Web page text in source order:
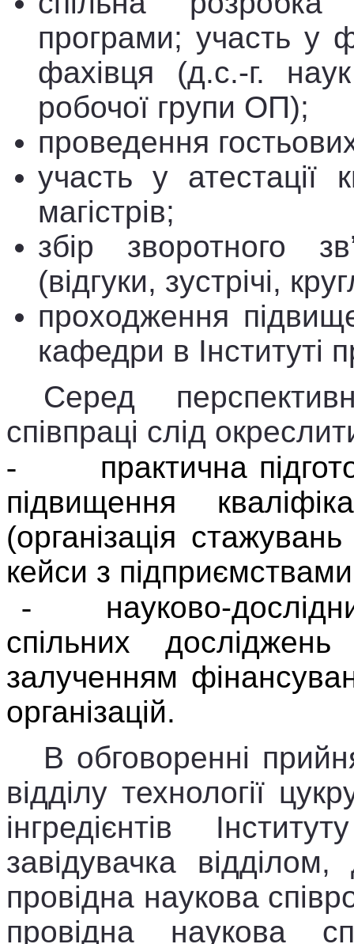
програми; участь у
фахівця (д.с.-г.
робочої групи ОП);
проведення
участь у
магістрів;
збір зворотного
(відгуки, зустрічі,
проходження
кафедри в Інституті
Серед
співпраці слід
-
практична
підвищення
(організація
кейси з підприємствами
-
науково-
спільних
залученням
організацій.
В обговоренні
відділу технології
інгредієнтів
завідувачка
провідна наукова
провідна наукова